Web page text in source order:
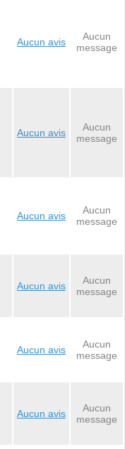
Aucun avis
Aucun
message
Aucun avis
Aucun
message
Aucun avis
Aucun
message
Aucun avis
Aucun
message
Aucun avis
Aucun
message
Aucun avis
Aucun
message